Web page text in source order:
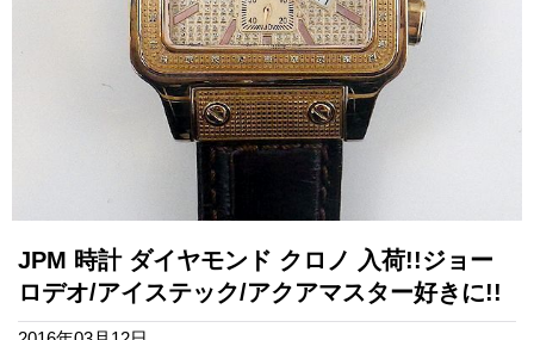
JPM 時計 ダイヤモンド クロノ 入荷!!ジョー
ロデオ/アイステック/アクアマスター好きに!!